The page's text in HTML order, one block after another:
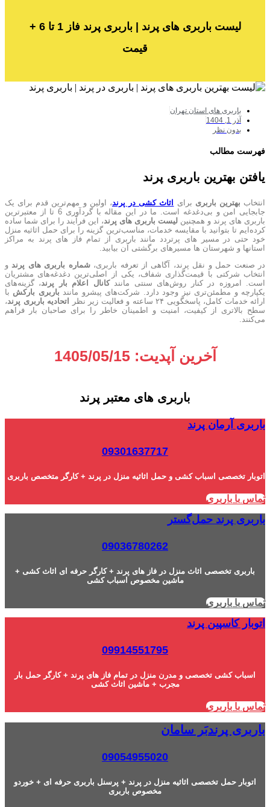
لیست باربری‌ های پرند | باربری پرند فاز 1 تا 6 +
قیمت
باربری های استان تهران
آذر 1, 1404
بدون نظر
فهرست مطالب
یافتن بهترین باربری پرند
انتخاب بهترین باربری برای اثاث کشی در پرند، اولین و مهم‌ترین قدم برای یک
جابجایی امن و بی‌دغدغه است. ما در این مقاله با گردآوری 6 تا از معتبرترین
باربری های پرند و همچنین لیست باربری های پرند، این فرآیند را برای شما ساده
کرده‌ایم تا بتوانید با مقایسه خدمات، مناسب‌ترین گزینه را برای حمل اثاثیه منزل
خود حتی در مسیر های پرتردد مانند باربری از تمام فاز های پرند به مراکز
استانها و شهرستان ها مسیرهای برگشتی آن بیابید.
در صنعت حمل و نقل پرند، آگاهی از تعرفه باربری،شماره باربری های پرند و
انتخاب شرکتی با قیمت‌گذاری شفاف، یکی از اصلی‌ترین دغدغه‌های مشتریان
است. امروزه در کنار روش‌های سنتی مانندکانال اعلام بار پرند، گزینه‌های
یکپارچه‌ و مطمئن‌تری نیز وجود دارد. شرکت‌های پیشرو مانند باربری بارکش با
ارائه خدمات کامل، پاسخگویی ۲۴ ساعته و فعالیت زیر نظر
اتحادیه باربری پرند،
سطح بالاتری از کیفیت، امنیت و اطمینان خاطر را برای صاحبان بار فراهم
می‌کنند.
آخرین آپدیت: 1405/05/15
باربری های معتبر پرند
باربری آرمان پرند
09301637717
اتوبار تخصصی اسباب کشی و حمل اثاثیه منزل در پرند + کارگر متخصص باربری
تماس با باربری
باربری پرند حمل‌گستر
09036780262
باربری تخصصی اثاث منزل در فاز های پرند + کارگر حرفه ای اثاث کشی +
ماشین مخصوص اسباب کشی
تماس با باربری
اتوبار کاسپین پرند
09914551795
اسباب کشی تخصصی و مدرن منزل در تمام فاز های پرند + کارگر حمل بار
مجرب + ماشین اثاث کشی
تماس با باربری
باربری پرندبَر سامان
09054955020
اتوبار حمل تخصصی اثاثیه منزل در پرند + پرسنل باربری حرفه ای + خوردو
مخصوص باربری